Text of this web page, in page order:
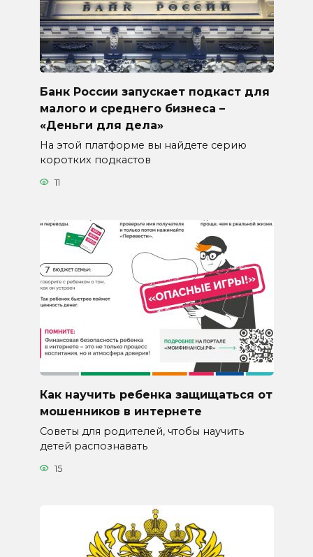
Банк России запускает подкаст для
малого и среднего бизнеса –
«Деньги для дела»
На этой платформе вы найдете серию
коротких подкастов
11
Как научить ребенка защищаться от
мошенников в интернете
Советы для родителей, чтобы научить
детей распознавать
15